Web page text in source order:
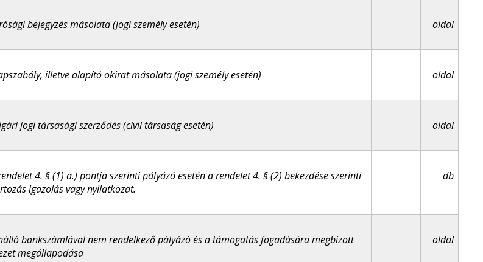
bejegyzés másolata (jogi személy esetén) oldal
illetve alapító okirat másolata (jogi személy esetén) oldal
jogi társasági szerződés (civil társaság esetén) oldal
4. § (1) a.) pontja szerinti pályázó esetén a rendelet 4. § (2) bekezdése szerinti
igazolás vagy nyilatkozat.
db
bankszámlával nem rendelkező pályázó és a támogatás fogadására megbízott
megállapodása
oldal